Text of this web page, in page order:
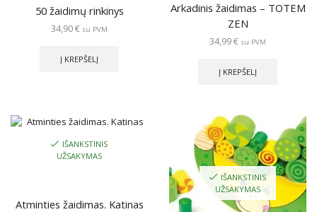
50 žaidimų rinkinys
34,90€ su PVM
Į KREPŠELĮ
Arkadinis žaidimas – TOTEM
ZEN
34,99€ su PVM
Į KREPŠELĮ
IŠANKSTINIS
UŽSAKYMAS
Atminties žaidimas. Katinas
IŠANKSTINIS
UŽSAKYMAS